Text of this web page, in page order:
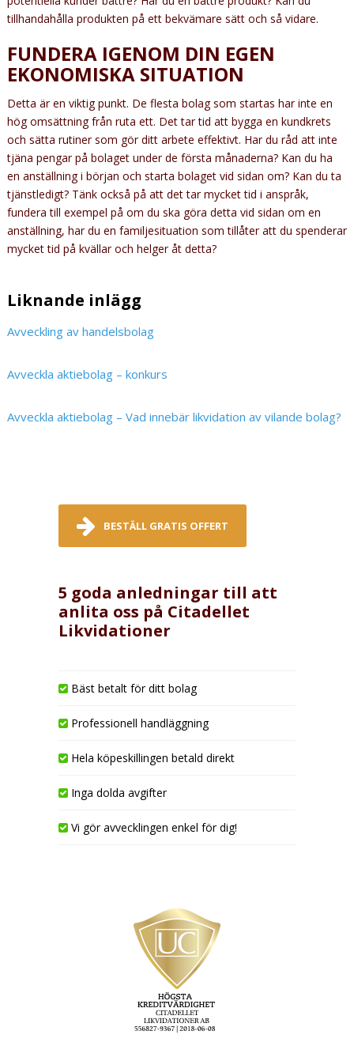
tillhandahålla produkten på ett bekvämare sätt och så vidare.
FUNDERA IGENOM DIN EGEN
EKONOMISKA SITUATION
Detta är en viktig punkt. De flesta bolag som startas har inte en
hög omsättning från ruta ett. Det tar tid att bygga en kundkrets
och sätta rutiner som gör ditt arbete effektivt. Har du råd att inte
tjäna pengar på bolaget under de första månaderna? Kan du ha
en anställning i början och starta bolaget vid sidan om? Kan du ta
tjänstledigt? Tänk också på att det tar mycket tid i anspråk,
fundera till exempel på om du ska göra detta vid sidan om en
anställning, har du en familjesituation som tillåter att du spenderar
mycket tid på kvällar och helger åt detta?
Liknande inlägg
Avveckling av handelsbolag
Avveckla aktiebolag – konkurs
Avveckla aktiebolag – Vad innebär likvidation av vilande bolag?
BESTÄLL GRATIS OFFERT
5 goda anledningar till att
anlita oss på Citadellet
Likvidationer
Bäst betalt för ditt bolag
Professionell handläggning
Hela köpeskillingen betald direkt
Inga dolda avgifter
Vi gör avvecklingen enkel för dig!